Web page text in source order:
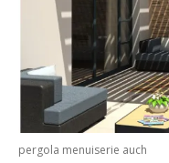
pergola menuiserie auch